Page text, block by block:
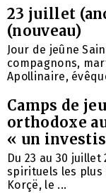
23 juillet
(nouveau)
Jour de jeûne
compagnons,
Apollinaire,
Camps de
orthodoxe
« un
Du 23 au 30
spirituels les
Korçë, le ...